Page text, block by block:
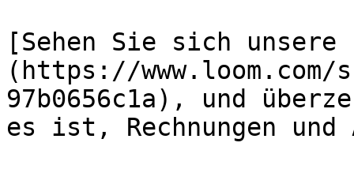
[Sehen Sie sich
(https://www.loom.com/
97b0656c1a), und
es ist, Rechnungen